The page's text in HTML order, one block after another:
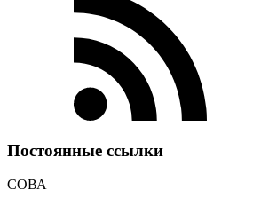
Постоянные ссылки
СОВА